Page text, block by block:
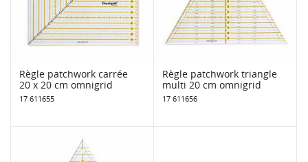
Règle patchwork carrée
20 x 20 cm omnigrid
17 611655
Règle patchwork triangle
multi 20 cm omnigrid
17 611656